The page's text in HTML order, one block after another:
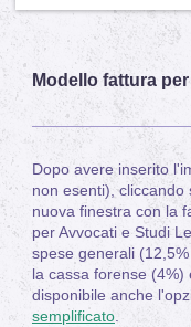
Modello fattura
Dopo avere inserito
non esenti), cliccando
nuova finestra con la
per Avvocati e Studi
spese generali
la cassa forense (4%)
disponibile anche
semplificato.